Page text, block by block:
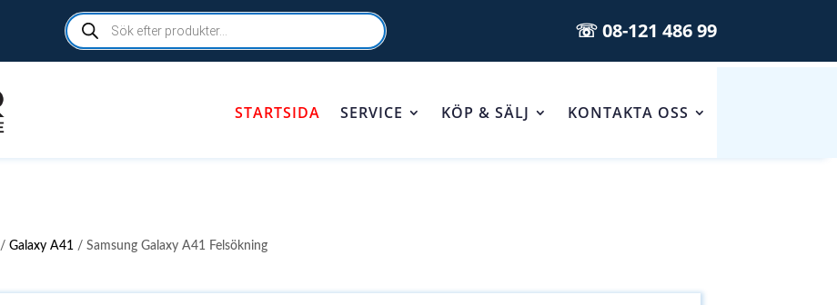
Products
search ☏ 08-121 486 99
STARTSIDA SERVICE KÖP & SÄLJ KONTAKTA OSS
/Galaxy A41 / Samsung Galaxy A41 Felsökning